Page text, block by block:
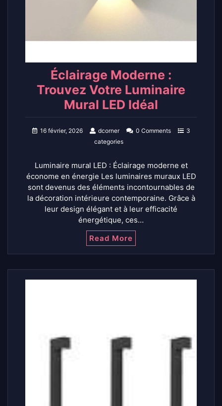
Éclairage Moderne :
Trouvez Votre Luminaire
Mural LED Idéal
16 février, 2026 dcorner 0 Comments
3
categories
Luminaire mural LED : Éclairage moderne et
économe en énergie Les luminaires muraux LED
sont devenus des éléments incontournables de
la décoration intérieure contemporaine. Grâce à
leur design élégant et à leur efficacité
énergétique, ces…
Read More